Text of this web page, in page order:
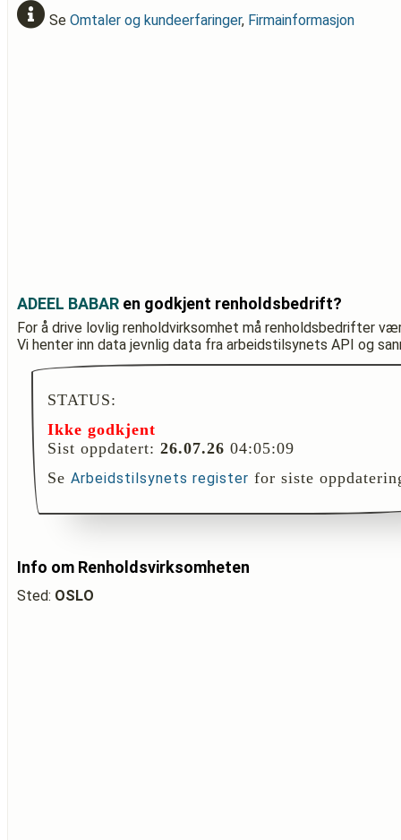
Se Omtaler og kundeerfaringer, Firmainformasjon
ADEEL BABAR en godkjent renholdsbedrift?
For å drive lovlig renholdvirksomhet må renholdsbedrifter
Vi henter inn data jevnlig data fra arbeidstilsynets API og
STATUS:
Ikke godkjent
Sist oppdatert: 26.07.26 04:05:09
Se Arbeidstilsynets register for siste
Info om Renholdsvirksomheten
Sted: OSLO